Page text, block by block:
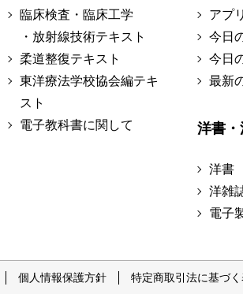
臨床検査・臨床工学
・放射線技術テキスト
柔道整復テキスト
東洋療法学校協会編テキ
スト
電子教科書に関して
アプ
今日
今日
最新
洋書
洋書
洋雑
電子
個人情報保護方針 特定商取引法に基づ